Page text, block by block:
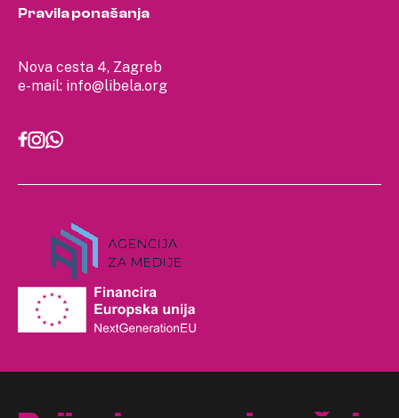
Nova cesta 4, Zagreb
e-mail: info@libela.org
Pravila ponašanja